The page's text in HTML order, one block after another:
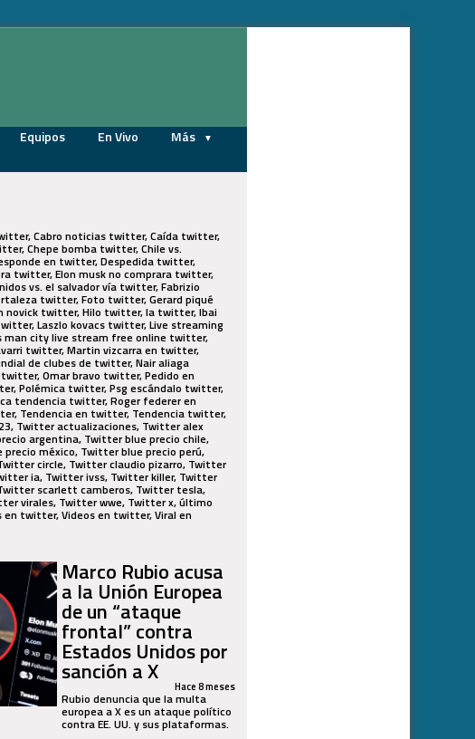
Equipos En Vivo Más
Cabro noticias twitter, Caída twitter,
Chepe bomba twitter, Chile vs.
en twitter, Despedida twitter,
twitter, Elon musk no comprara twitter,
vs. el salvador vía twitter, Fabrizio
twitter, Foto twitter, Gerard piqué
novick twitter, Hilo twitter, Ia twitter, Ibai
Laszlo kovacs twitter, Live streaming
city live stream free online twitter,
twitter, Martin vizcarra en twitter,
de clubes de twitter, Nair aliaga
Omar bravo twitter, Pedido en
Polémica twitter, Psg escándalo twitter,
tendencia twitter, Roger federer en
Tendencia en twitter, Tendencia twitter,
Twitter actualizaciones, Twitter alex
argentina, Twitter blue precio chile,
méxico, Twitter blue precio perú,
circle, Twitter claudio pizarro, Twitter
ia, Twitter ivss, Twitter killer, Twitter
scarlett camberos, Twitter tesla,
virales, Twitter wwe, Twitter x, último
twitter, Videos en twitter, Viral en
Marco Rubio acusa
a la Unión Europea
de un “ataque
frontal” contra
Estados Unidos por
sanción a X Hace 8 meses
Rubio denuncia que la multa
europea a X es un ataque político
contra EE. UU. y sus plataformas.